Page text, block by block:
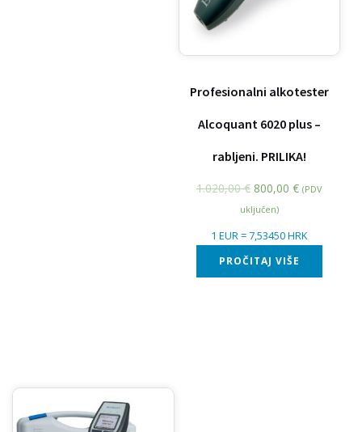
Profesionalni alkotester
Alcoquant 6020 plus –
rabljeni. PRILIKA!
1.020,00€ 800,00 € (PDV
uključen)
1 EUR = 7,53450 HRK
PROČITAJ VIŠE